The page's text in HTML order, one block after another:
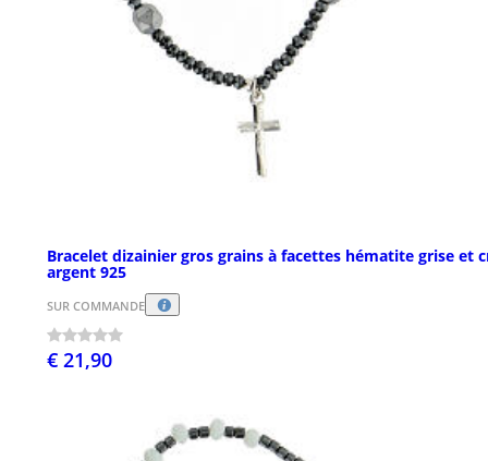
Bracelet dizainier gros grains à facettes hématite grise et
argent 925
SUR COMMANDE
€ 21,90